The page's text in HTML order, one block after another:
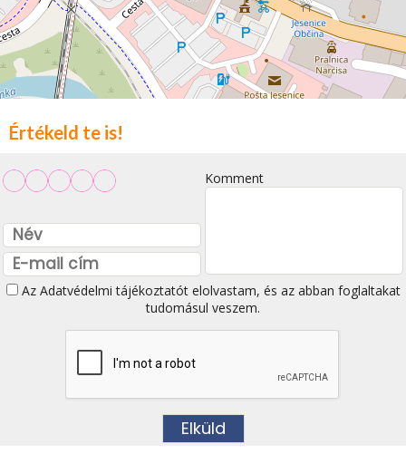
Értékeld te is!
Komment
Az Adatvédelmi tájékoztatótelolvastam, és az abban foglaltakat
tudomásul veszem.